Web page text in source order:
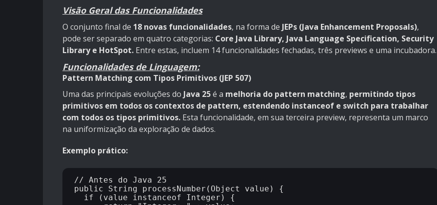
Visão Geral das Funcionalidades
O conjunto final de 18 novas funcionalidades, na forma de JEPs (Java Enhancement Proposals),
pode ser separado em quatro categorias: Core Java Library, Java Language Specification, Security
Library e HotSpot. Entre estas, incluem 14 funcionalidades fechadas, três previews e uma incubadora.
Funcionalidades de Linguagem:
Pattern Matching com Tipos Primitivos (JEP 507)
Uma das principais evoluções do Java 25é a melhoria do pattern matching, permitindo tipos
primitivos em todos os contextos de pattern, estendendo instanceof e switch para trabalhar
com todos os tipos primitivos. Esta funcionalidade, em sua terceira preview, representa um marco
na uniformização da exploração de dados.
Exemplo prático:
// Antes do Java 25
public String processNumber(Object value) {